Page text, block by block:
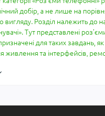
добір, а не лише на
вигляду. Розділ належить до
Тут представлені
для таких завдань,
живлення та інтерфейсів,
що перевірити до купівлі, які
і перевірка